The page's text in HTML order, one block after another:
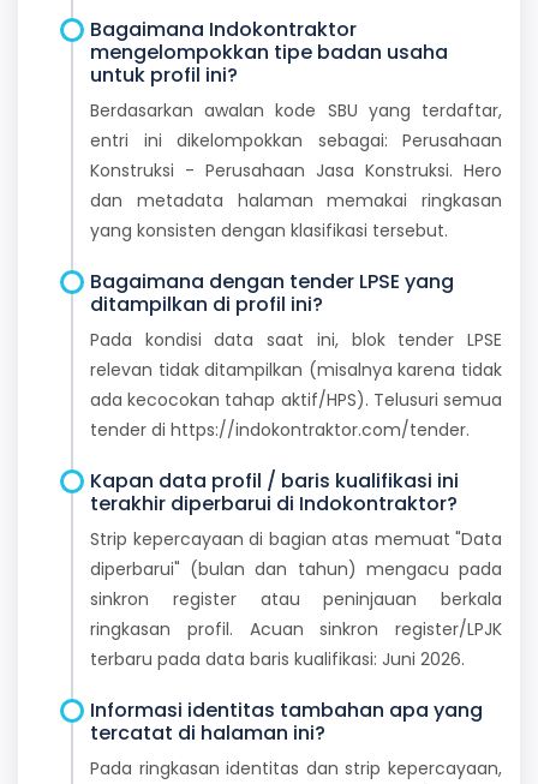
Bagaimana Indokontraktor
mengelompokkan tipe badan usaha
untuk profil ini?
Berdasarkan awalan kode SBU yang terdaftar,
entri ini dikelompokkan sebagai: Perusahaan
Konstruksi - Perusahaan Jasa Konstruksi. Hero
dan metadata halaman memakai ringkasan
yang konsisten dengan klasifikasi tersebut.
Bagaimana dengan tender LPSE yang
ditampilkan di profil ini?
Pada kondisi data saat ini, blok tender LPSE
relevan tidak ditampilkan (misalnya karena tidak
ada kecocokan tahap aktif/HPS). Telusuri semua
tender di https://indokontraktor.com/tender.
Kapan data profil / baris kualifikasi ini
terakhir diperbarui di Indokontraktor?
Strip kepercayaan di bagian atas memuat "Data
diperbarui" (bulan dan tahun) mengacu pada
sinkron register atau peninjauan berkala
ringkasan profil. Acuan sinkron register/LPJK
terbaru pada data baris kualifikasi: Juni 2026.
Informasi identitas tambahan apa yang
tercatat di halaman ini?
Pada ringkasan identitas dan strip kepercayaan,